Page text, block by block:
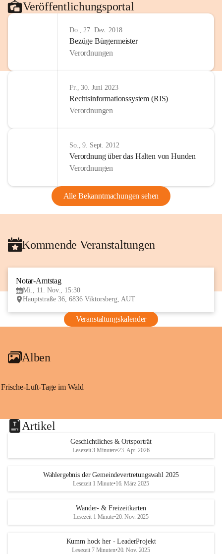
Veröffentlichungsportal
Do., 27. Dez. 2018
Bezüge Bürgermeister
Verordnungen
Fr., 30. Juni 2023
Rechtsinformationssystem (RIS)
Verordnungen
So., 9. Sept. 2012
Verordnung über das Halten von Hunden
Verordnungen
Alle Bekanntmachungen sehen
Kommende Veranstaltungen
Notar-Amtstag
Mi., 11. Nov., 15:30
Hauptstraße 36, 6836 Viktorsberg, AUT
Veranstaltungskalender
Alben
Frische-Luft-Tage im Wald
Artikel
Geschichtliches & Ortsporträt
Lesezeit 3 Minuten•23. Apr. 2026
Wahlergebnis der Gemeindevertretungswahl 2025
Lesezeit 1 Minute•16. März 2025
Wander- & Freizeitkarten
Lesezeit 1 Minute•20. Nov. 2025
Kumm hock her - LeaderProjekt
Lesezeit 7 Minuten•20. Nov. 2025